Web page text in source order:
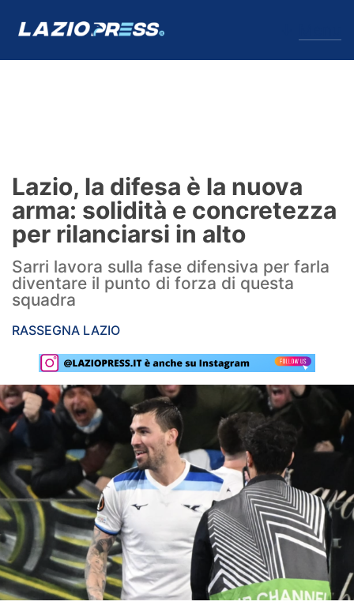
Formello
Infortuni
Primavera
Calciomercato
Lazio Women
Rassegna Lazio
Social
Calcio
Serie A
Champions League
Europa League
Altri Sport
Lazio, la difesa è la nuova
arma: solidità e concretezza
per rilanciarsi in alto
Sarri lavora sulla fase difensiva per farla
diventare il punto di forza di questa
squadra
RASSEGNA LAZIO